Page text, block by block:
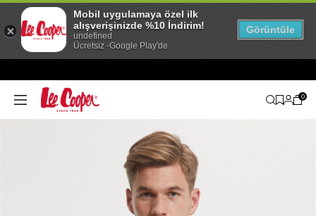
0
Mobil uygulamaya özel ilk
alışverişinizde %10 İndirim!
undefined
Ücretsiz -Google Play'de
Görüntüle